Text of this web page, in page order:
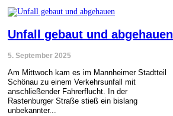
Unfall gebaut und abgehauen
5. September 2025
Am Mittwoch kam es im Mannheimer Stadtteil
Schönau zu einem Verkehrsunfall mit
anschließender Fahrerflucht. In der
Rastenburger Straße stieß ein bislang
unbekannter...